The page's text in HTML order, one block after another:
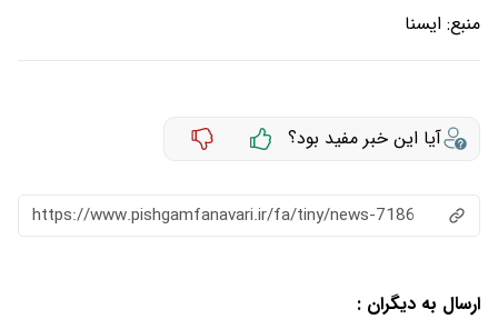
منبع: ايسنا
آیا این خبر مفید بود؟
https://www.pishgamfanavari.ir/fa/tiny/news-7186
ارسال به دیگران :